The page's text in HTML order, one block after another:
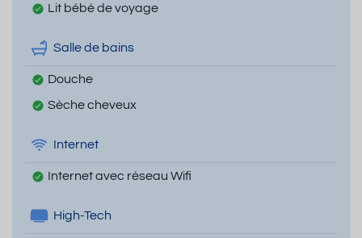
Lit bébé de voyage
Salle de bains
Douche
Sèche cheveux
Internet
Internet avec réseau Wifi
High-Tech